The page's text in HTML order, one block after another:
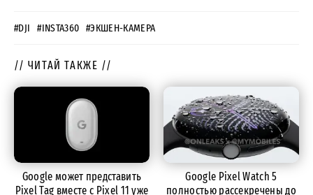
#DJI #INSTA360 #ЭКШЕН-КАМЕРА
// ЧИТАЙ ТАКЖЕ //
Google может представить
Pixel Tag вместе с Pixel 11 уже
Google Pixel Watch 5
полностью рассекречены до